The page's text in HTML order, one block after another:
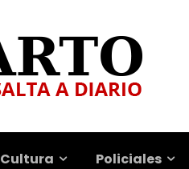
Cultura Policiales